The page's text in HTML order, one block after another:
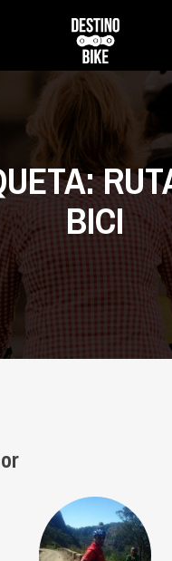
BICI